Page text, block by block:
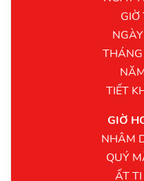
GIỜ
TIẾT
GIỜ
NHÂM
QUÝ
ẤT